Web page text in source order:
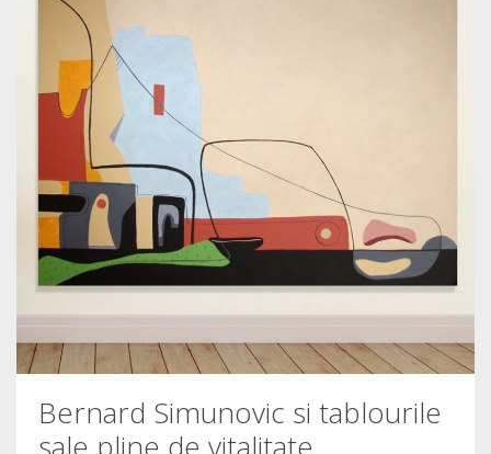
Bernard Simunovic si tablourile
sale pline de vitalitate